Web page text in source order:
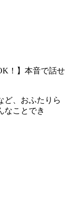
！】本音で話せ
ど、おふたりら
なことでき